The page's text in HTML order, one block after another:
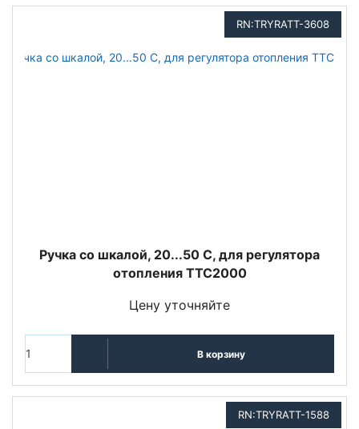
RN:TRYRATT-3608
Ручка со шкалой, 20...50 С, для регулятора
отопления TTC2000
Цену уточняйте
В корзину
RN:TRYRATT-1588